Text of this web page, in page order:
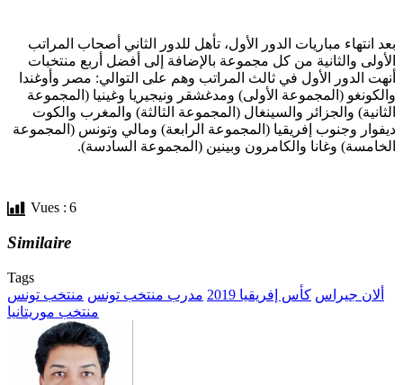
بعد انتهاء مباريات الدور الأول، تأهل للدور الثاني أصحاب المراتب
الأولى والثانية من كل مجموعة بالإضافة إلى أفضل أربع منتخبات
أنهت الدور الأول في ثالث المراتب وهم على التوالي: مصر وأوغندا
والكونغو (المجموعة الأولى) ومدغشقر ونيجيريا وغينيا (المجموعة
الثانية) والجزائر والسينغال (المجموعة الثالثة) والمغرب والكوت
ديفوار وجنوب إفريقيا (المجموعة الرابعة) ومالي وتونس (المجموعة
الخامسة) وغانا والكامرون وبينين (المجموعة السادسة).
Vues : 6
Similaire
Tags
ألان جيراس كأس إفريقيا 2019 مدرب منتخب تونس منتخب تونس
منتخب موريتانيا